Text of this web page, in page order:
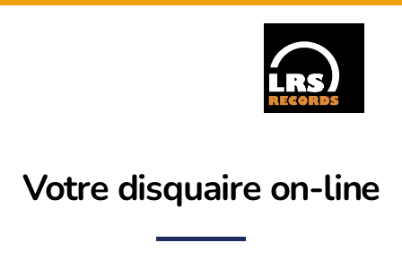
Votre disquaire on-line